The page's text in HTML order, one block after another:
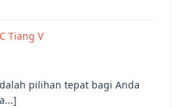
Tiang V
pilihan tepat bagi Anda